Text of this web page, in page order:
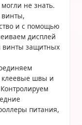
не знать.
и с помощью
дисплей
винты защитных
клеевые швы и
питания,